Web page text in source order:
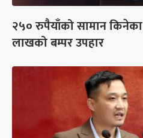
२५० रुपैयाँको सामान
लाखको बम्पर उपहार